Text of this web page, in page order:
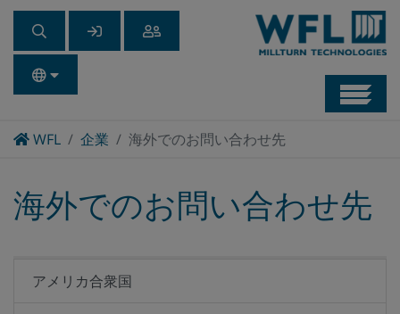
WFLHome
企業 海外でのお問い合わせ先
海外でのお問い合わせ先
アメリカ合衆国